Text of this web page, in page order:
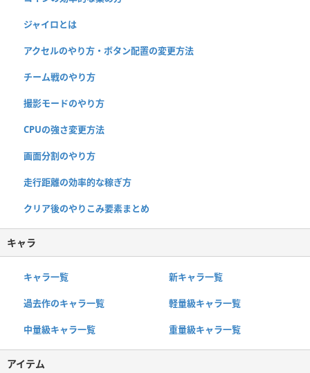
ジャイロとは
アクセルのやり方・ボタン配置の変更方法
チーム戦のやり方
撮影モードのやり方
CPUの強さ変更方法
画面分割のやり方
走行距離の効率的な稼ぎ方
クリア後のやりこみ要素まとめ
キャラ
キャラ一覧 新キャラ一覧
過去作のキャラ一覧 軽量級キャラ一覧
中量級キャラ一覧 重量級キャラ一覧
アイテム